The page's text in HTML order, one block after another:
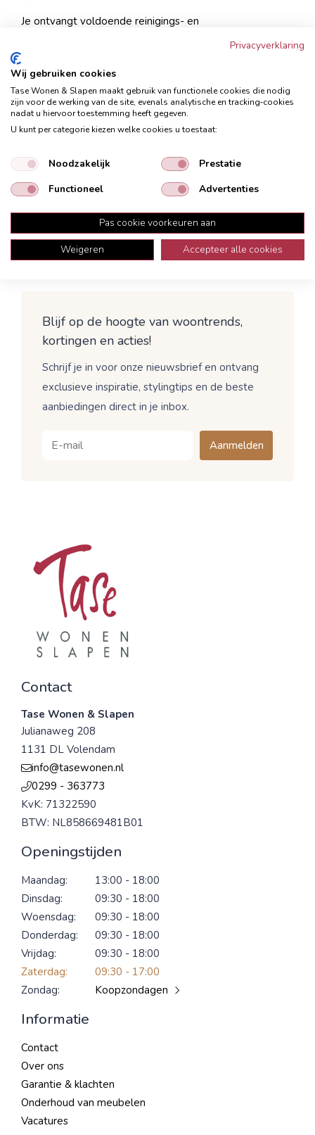
Je ontvangt voldoende reinigings- en
verzorgingsproducten voor de gehele serviceperiode.
bescherming en zorgen ervoor dat deze in optimale
conditie blijft. Ontstaan er gedurende de serviceperiode
problemen met de constructie, vlekken, beschadigingen
servicedienst een oplossing.
Voor meer gedetailleerde informatie, bekijk je
Bekijk de folder All in House Service 5 jaar
Blijf op de hoogte van woontrends,
kortingen en acties!
Schrijf je in voor onze nieuwsbrief en ontvang
exclusieve inspiratie, stylingtips en de beste
aanbiedingen direct in je inbox.
Aanmelden
Contact
Tase Wonen & Slapen
Julianaweg 208
1131 DL Volendam
info@tasewonen.nl
0299 - 363773
KvK: 71322590
BTW: NL858669481B01
Openingstijden
Maandag:
13:00 - 18:00
Dinsdag:
09:30 - 18:00
Woensdag:
09:30 - 18:00
Donderdag:
09:30 - 18:00
Vrijdag:
09:30 - 18:00
Zaterdag:
09:30 - 17:00
Zondag:
Koopzondagen
Informatie
Contact
Over ons
Garantie & klachten
Onderhoud van meubelen
Vacatures
Privacyverklaring
Wij gebruiken cookies
Tase Wonen & Slapen maakt gebruik van functionele cookies die nodig
zijn voor de werking van de site, evenals analytische en tracking‑cookies
nadat u hiervoor toestemming heeft gegeven.
U kunt per categorie kiezen welke cookies u toestaat:
Noodzakelijk
Prestatie
Functioneel
Advertenties
Pas cookie voorkeuren aan
Weigeren
Accepteer alle cookies